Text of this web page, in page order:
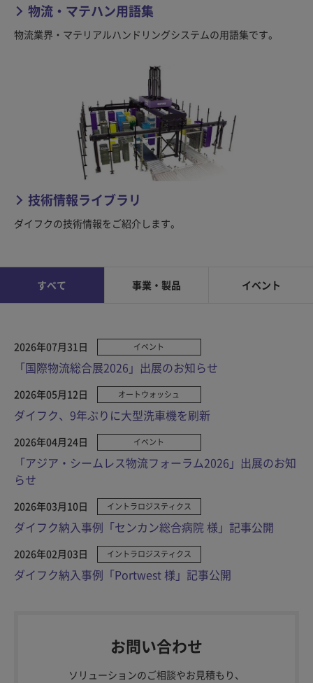
物流・マテハン用語集
物流業界・マテリアルハンドリングシステムの用語集です。​
技術情報ライブラリ
ダイフクの技術情報をご紹介します。
すべて 事業・製品 イベント
2026年07月31日 イベント
「国際物流総合展2026」出展のお知らせ
2026年05月12日 オートウォッシュ
ダイフク、9年ぶりに大型洗車機を刷新
2026年04月24日 イベント
「アジア・シームレス物流フォーラム2026」出展のお知
らせ
2026年03月10日 イントラロジスティクス
ダイフク納入事例「センカン総合病院 様」記事公開
2026年02月03日 イントラロジスティクス
ダイフク納入事例「Portwest 様」記事公開
お問い合わせ
ソリューションのご相談やお見積もり、